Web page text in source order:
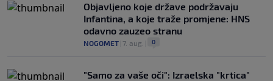
Objavljeno koje države podržavaju
Infantina, a koje traže promjene: HNS
odavno zauzeo stranu
NOGOMET 7. aug. 0
"Samo za vaše oči": Izraelska "krtica"